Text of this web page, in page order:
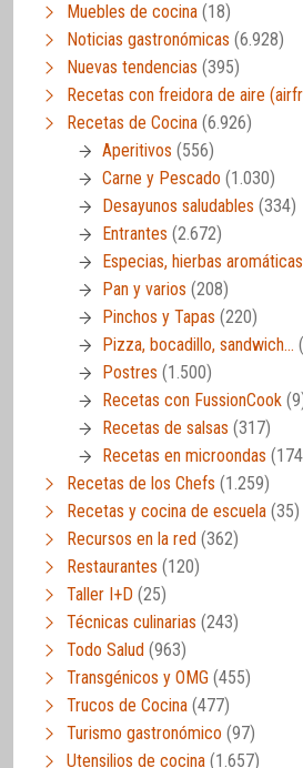
Muebles de cocina (18)
Noticias gastronómicas (6.928)
Nuevas tendencias (395)
Recetas con freidora de aire
Recetas de Cocina (6.926)
Aperitivos (556)
Carne y Pescado (1.030)
Desayunos saludables (334)
Entrantes (2.672)
Especias, hierbas aromáticas
Pan y varios (208)
Pinchos y Tapas (220)
Pizza, bocadillo, sandwich…
Postres (1.500)
Recetas con FussionCook
Recetas de salsas (317)
Recetas en microondas
Recetas de los Chefs (1.259)
Recetas y cocina de escuela (35)
Recursos en la red (362)
Restaurantes (120)
Taller I+D (25)
Técnicas culinarias (243)
Todo Salud (963)
Transgénicos y OMG (455)
Trucos de Cocina (477)
Turismo gastronómico (97)
Utensilios de cocina (1.657)